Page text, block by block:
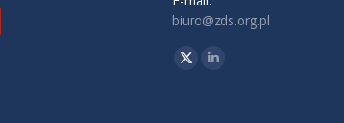
biuro@zds.org.pl
Znajdź nas na:
TwitterLinkedin